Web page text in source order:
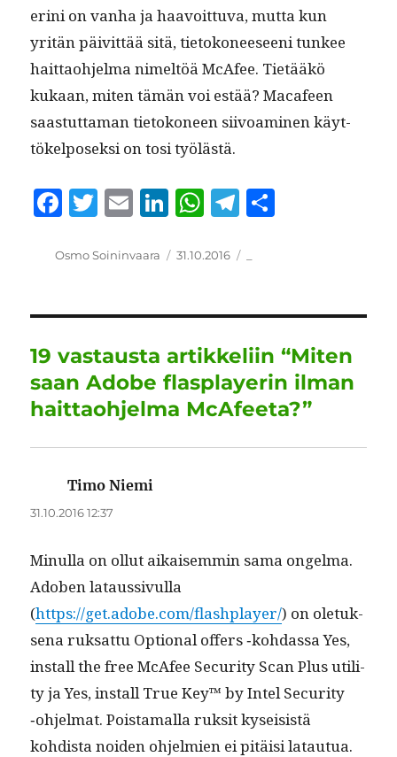
eri­ni on van­ha ja haavoit­tu­va, mut­ta kun
yritän päivit­tää sitä, tietokoneeseeni tun­kee
hait­tao­hjel­ma nimeltöä McAfee. Tietääkö
kukaan, miten tämän voi estää? Macafeen
saas­tut­ta­man tietokoneen siivoami­nen käyt­
tökel­posek­si on tosi työlästä.
F
c
b
o
o
k
T
it
r
E
ai
Li
k
d
I
n
W
at
A
p
p
T
e
r
a
m
Kirjoittaja
Osmo Soininvaara Julkaistu
31.10.2016
19 vastausta artikkeliin “Miten
saan Adobe flasplayerin ilman
haittaohjelma McAfeeta?”
Timo Niemi
31.10.2016 12:37
Min­ul­la on ollut aikaisem­min sama ongel­ma.
Adoben lataus­sivul­la
(https://get.adobe.com/flashplayer/) on ole­tuk­
se­na ruk­sat­tu Option­al offers ‑kohdas­sa Yes,
install the free McAfee Secu­ri­ty Scan Plus util­i­
ty ja Yes, install True Key™ by Intel Secu­ri­ty
‑ohjel­mat. Pois­ta­mal­la ruk­sit kysei­sistä
kohdista noiden ohjelmien ei pitäisi latautua.